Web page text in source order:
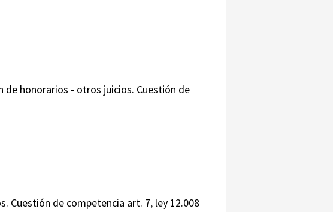
de honorarios - otros juicios. Cuestión de
Cuestión de competencia art. 7, ley 12.008